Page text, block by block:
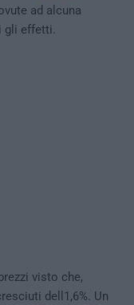
ad alcuna
gli effetti.
visto che,
dell1,6%. Un